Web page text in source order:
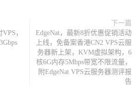
，
下一篇
EdgeNat，最新8折优惠促销活动
上线，免备案香港CN2 VPS云服
务器新上架，KVM虚拟架构，6
核6G内存5Mbps带宽不限流量，
附EdgeNat VPS云服务器测评报
告